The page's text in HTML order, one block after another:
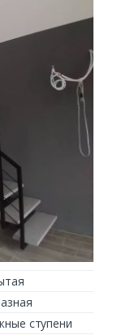
ступени